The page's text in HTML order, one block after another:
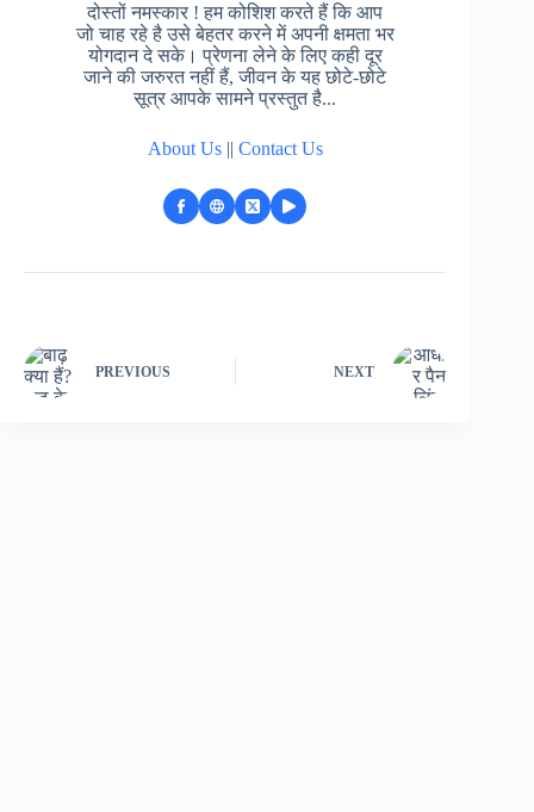
दोस्तों नमस्कार ! हम कोशिश करते हैं कि आप
जो चाह रहे है उसे बेहतर करने में अपनी क्षमता भर
योगदान दे सके। प्रेणना लेने के लिए कही दूर
जाने की जरुरत नहीं हैं, जीवन के यह छोटे-छोटे
सूत्र आपके सामने प्रस्तुत है...
About Us|| Contact Us
PREVIOUS NEXT